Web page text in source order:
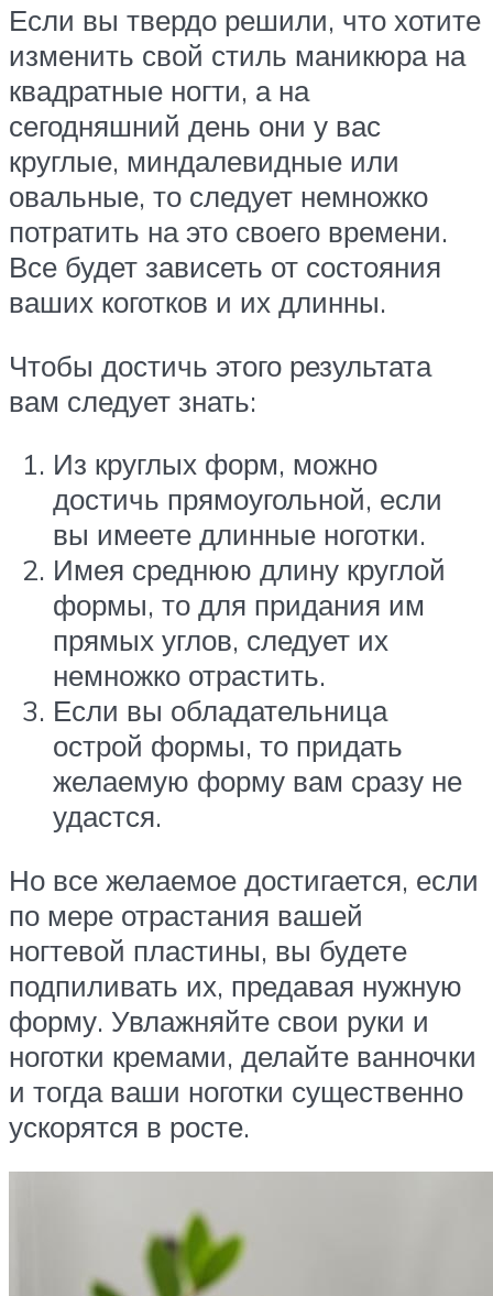
Если вы твердо решили, что хотите
изменить свой стиль маникюра на
квадратные ногти, а на
сегодняшний день они у вас
круглые, миндалевидные или
овальные, то следует немножко
потратить на это своего времени.
Все будет зависеть от состояния
ваших коготков и их длинны.
Чтобы достичь этого результата
вам следует знать:
Из круглых форм, можно
достичь прямоугольной, если
вы имеете длинные ноготки.
Имея среднюю длину круглой
формы, то для придания им
прямых углов, следует их
немножко отрастить.
Если вы обладательница
острой формы, то придать
желаемую форму вам сразу не
удастся.
Но все желаемое достигается, если
по мере отрастания вашей
ногтевой пластины, вы будете
подпиливать их, предавая нужную
форму. Увлажняйте свои руки и
ноготки кремами, делайте ванночки
и тогда ваши ноготки существенно
ускорятся в росте.